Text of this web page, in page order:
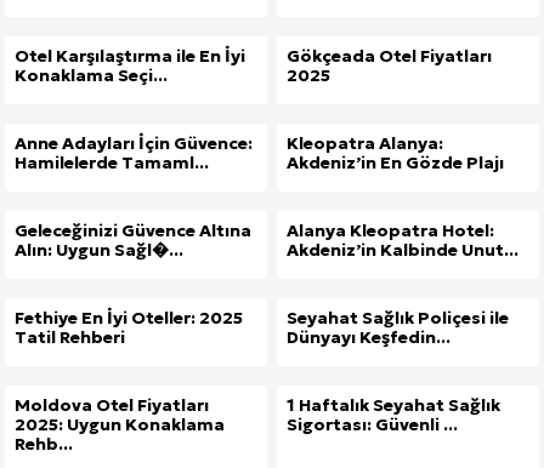
Otel Karşılaştırma ile En İyi
Konaklama Seçi...
Gökçeada Otel Fiyatları
2025
Anne Adayları İçin Güvence:
Hamilelerde Tamaml...
Kleopatra Alanya:
Akdeniz’in En Gözde Plajı
Geleceğinizi Güvence Altına
Alın: Uygun Sağl�...
Alanya Kleopatra Hotel:
Akdeniz’in Kalbinde Unut...
Fethiye En İyi Oteller: 2025
Tatil Rehberi
Seyahat Sağlık Poliçesi ile
Dünyayı Keşfedin...
Moldova Otel Fiyatları
2025: Uygun Konaklama
Rehb...
1 Haftalık Seyahat Sağlık
Sigortası: Güvenli ...